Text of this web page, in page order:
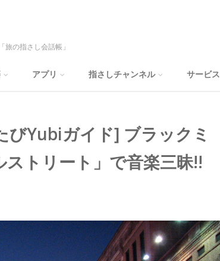
の指さし会話帳」
アプリ 指さしチャンネル サービス
びYubiガイド] ブラックミ
トリート」で音楽三昧!!